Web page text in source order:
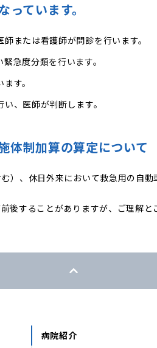
っています。
または看護師が問診を行います。
急度分類を行います。
す。
、医師が判断します。
体制加算の算定について
）、休日外来において救急用の自
後することがありますが、ご理解と
病院紹介